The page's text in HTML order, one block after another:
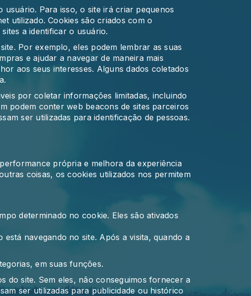
Para isso, o site irá criar pequenos
utilizado. Cookies são criados com o
a identificar o usuário.
Por exemplo, eles podem lembrar as suas
e ajudar a navegar de maneira mais
aos seus interesses. Alguns dados coletados
por coletar informações limitadas, incluindo
podem conter web beacons de sites parceiros
ser utilizadas para identificação de pessoas.
própria e melhora da experiência
coisas, os cookies utilizados nos permitem
determinado no cookie. Eles são ativados
navegando no site. Após a visita, quando a
em suas funções.
do site. Sem eles, não conseguimos fornecer a
ser utilizadas para publicidade ou histórico